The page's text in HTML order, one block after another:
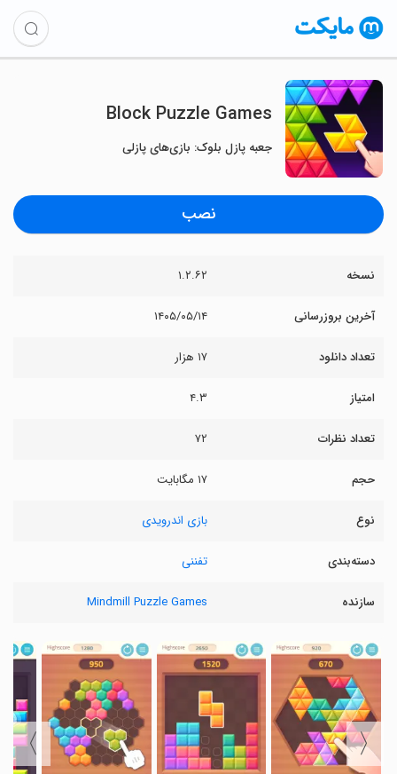
Block Puzzle Games
جعبه پازل بلوک: بازی‌های پازلی
نصب
نسخه ۱.۲.۶۲
آخرین بروزرسانی ۱۴۰۵/۰۵/۱۴
تعداد دانلود ۱۷ هزار
امتیاز ۴.۳
تعداد نظرات ۷۲
حجم ۱۷ مگابایت
نوع بازی اندرویدی
دسته‌بندی تفننی
سازنده Mindmill Puzzle Games
〈
〉